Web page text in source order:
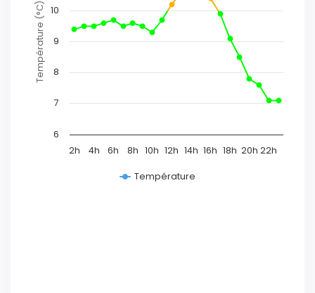
Température (°C)
2h 4h 6h 8h 10h 12h 14h 16h 18h 20h 22h
6
7
8
9
10
Température